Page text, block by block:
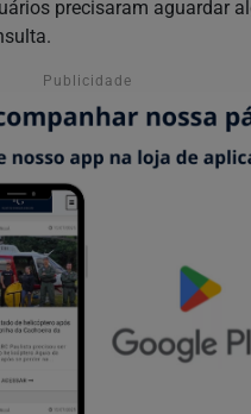
precisaram aguardar
Publicidade